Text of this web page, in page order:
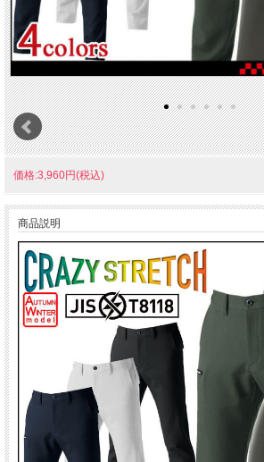
価格:3,960円(税込)
商品説明